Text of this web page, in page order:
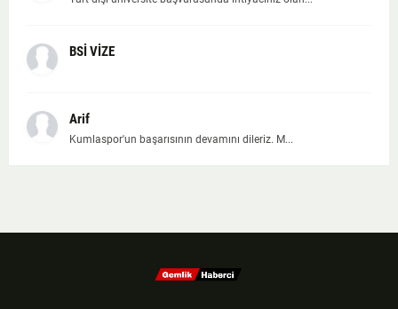
BSİ VİZE
Arif
Kumlaspor'un başarısının devamını dileriz. M...